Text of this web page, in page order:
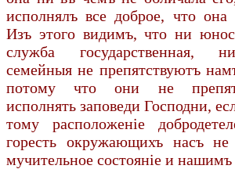
исполнялъ все доброе, что она
Изъ этого видимъ, что ни
служба государственная,
семейныя не препятствуютъ
потому что они не
исполнять заповеди Господни,
тому расположенiе
горесть окружающихъ насъ
мучительное состоянiе и нашимъ